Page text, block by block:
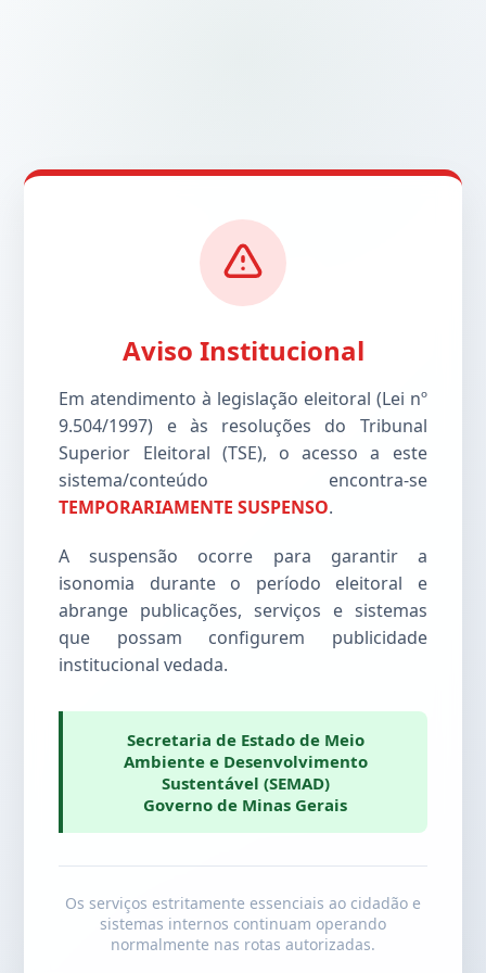
Aviso Institucional
Em atendimento à legislação eleitoral (Lei nº
9.504/1997) e às resoluções do Tribunal
Superior Eleitoral (TSE), o acesso a este
sistema/conteúdo encontra-se
TEMPORARIAMENTE SUSPENSO.
A suspensão ocorre para garantir a
isonomia durante o período eleitoral e
abrange publicações, serviços e sistemas
que possam configurem publicidade
institucional vedada.
Secretaria de Estado de Meio
Ambiente e Desenvolvimento
Sustentável (SEMAD)
Governo de Minas Gerais
Os serviços estritamente essenciais ao cidadão e
sistemas internos continuam operando
normalmente nas rotas autorizadas.